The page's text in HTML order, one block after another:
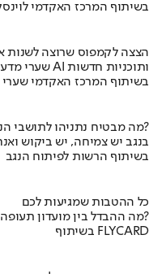
בשיתוף המרכז האקדמי
הצצה לקמפוס שרוצה לשנות
שערי מדע ומשפט נוחת בהייטק של רעננה עם מעבדות AI ותוכניות חדשות
בשיתוף המרכז האקדמי
מה מבטיח נתניהו לתושבי הנגב?
בנגב יש צמיחה, יש ביקוש
בשיתוף הרשות לפיתוח הנגב
כל ההטבות שמגיעות לכם
מה ההבדל בין מועדון תעופה וכרטיס אשראי?
בשיתוף FLYCARD